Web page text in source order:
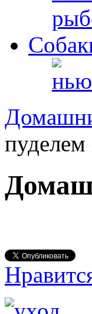
пуделем